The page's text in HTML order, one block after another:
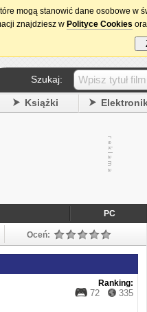
urodziny DataPremiery.pl
Szukaj:
Książki
PC
Oceń:
Ranking:
72 335
mogą stanowić dane osobowe w
znajdziesz w Polityce Cookies